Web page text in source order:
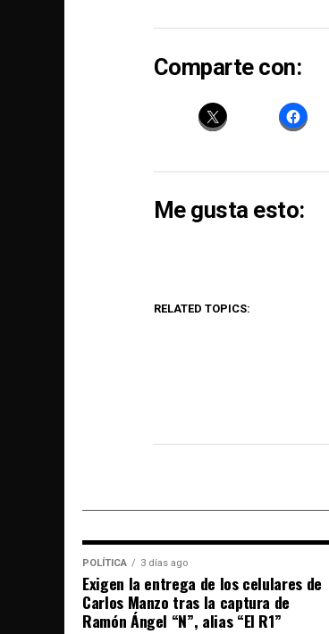
Comparte con:
Me gusta esto:
RELATED TOPICS:
POLÍTICA 3 días ago
Exigen la entrega de los celulares de
Carlos Manzo tras la captura de
Ramón Ángel “N”, alias “El R1”